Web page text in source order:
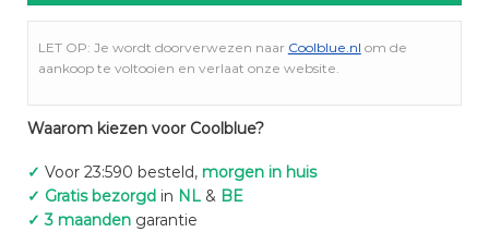
LET OP: Je wordt doorverwezen naar Coolblue.nl om de
aankoop te voltooien en verlaat onze website.
Waarom kiezen voor Coolblue?
✓ Voor 23:590 besteld, morgen in huis
✓ Gratis bezorgd in NL& BE
✓ 3 maanden garantie